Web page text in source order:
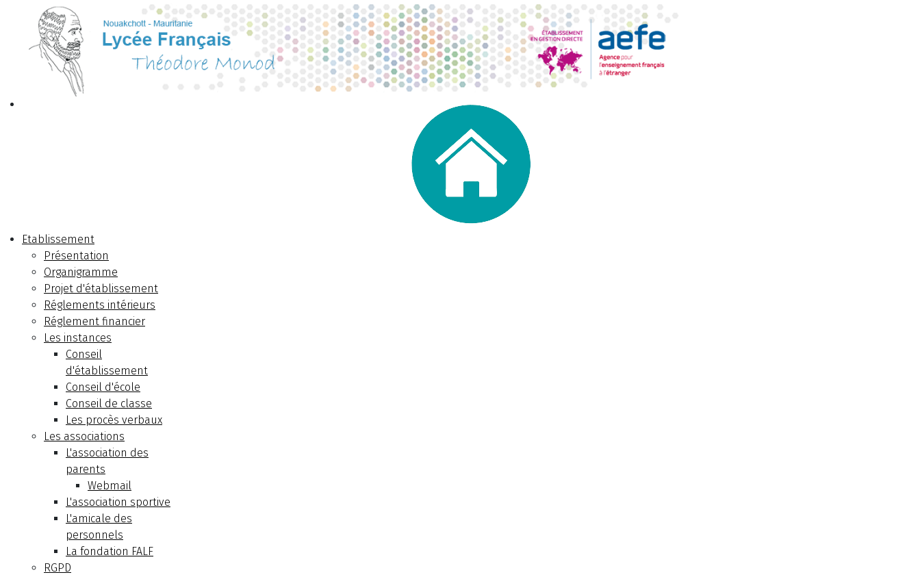
Etablissement
Présentation
Organigramme
Projet d'établissement
Réglements intérieurs
Réglement financier
Les instances
Conseil
d'établissement
Conseil d'école
Conseil de classe
Les procès verbaux
Les associations
L'association des
parents
Webmail
L'association sportive
L'amicale des
personnels
La fondation FALF
RGPD